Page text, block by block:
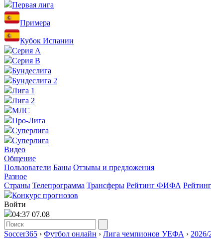
Первая лига
Примера
Кубок Испании
Серия А
Серия B
Бундеслига
Бундеслига 2
Лига 1
Лига 2
МЛС
Про-Лига
Суперлига
Суперлига
Видео
Общение
Пользователи Баны Отзывы и предложения
Разное
Страны Телепрограмма Трансферы Рейтинг ФИФА
Конкурс прогнозов
Войти
04:37 07.08
Soccer365 › Футбол онлайн › Лига чемпионов УЕФА › 2026/